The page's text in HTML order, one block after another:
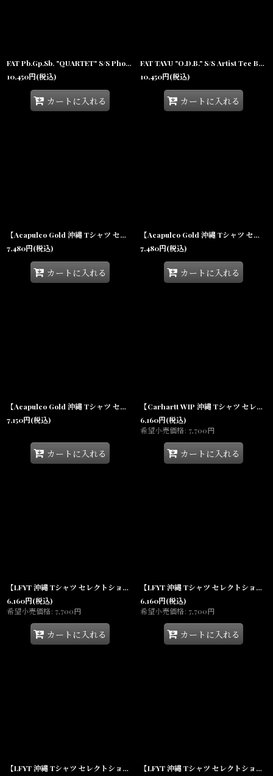
FAT Pb.Gp.Sb. "QUARTET" S/S Photo Tee White 半袖 ヘビーオンス フォト Tシャツ F.A.T.
10,450円(税込)
カートに入れる
FAT TAVU "O.D.B." S/S Artist Tee Black 半袖 ヘビーオンス フォト Tシャツ F.A.T.
10,450円(税込)
カートに入れる
【Acapulco Gold 沖縄 Tシャツ セレクトショップ】 Oval Logo Ringer S/S Tee White/Black リンガー 半袖 シャツ メンズ
7,480円(税込)
カートに入れる
【Acapulco Gold 沖縄 Tシャツ セレクトショップ】Oval Logo Ringer S/S Tee White/Red リンガー 半袖 シャツ メンズ
7,480円(税込)
カートに入れる
【Acapulco Gold 沖縄 Tシャツ セレクトショップ】 Oval Logo Ringer Ladies S/S Tee White/Red レディース リンガー 半袖 シャツ
7,150円(税込)
カートに入れる
【Carhartt WIP 沖縄 Tシャツ セレクトショップ 通販】University S/S Arch Logo Tee INK Navy 半袖 ロゴ カレッジ
6,160円(税込)
希望小売価格: 7,700円
カートに入れる
【LFYT 沖縄 Tシャツ セレクトショップ】 Token Logo Ringer S/S Tee Black トークン ロゴ リンガー トリム 半袖 シャツ
6,160円(税込)
希望小売価格: 7,700円
カートに入れる
【LFYT 沖縄 Tシャツ セレクトショップ】 Token Logo Ringer S/S Tee White トークン ロゴ リンガー トリム 半袖 シャツ
6,160円(税込)
希望小売価格: 7,700円
カートに入れる
【LFYT 沖縄 Tシャツ セレクトショップ】 Dead Lafayette S/S Tee 半袖 シャツ
【LFYT 沖縄 Tシャツ セレクトショップ】 1996 S/S Tee BLK 750il 半袖 シャツ